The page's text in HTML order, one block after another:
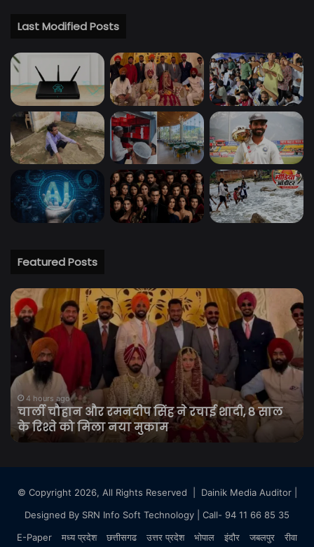
Last Modified Posts
Featured Posts
चार्ली
चौहान
और
रमनदीप
सिंह
रचाई
शादी,
साल
के
मुकाम
4 hours ago
चार्ली चौहान और रमनदीप सिंह ने रचाई शादी, 8 साल
के रिश्ते को मिला नया मुकाम
के
© Copyright 2026, All Rights Reserved | Dainik Media Auditor|
Designed By SRN Info Soft Technology | Call- 94 11 66 85 35
E-Paper
मध्य प्रदेश छत्तीसगढ उत्तर प्रदेश भोपाल इंदौर जबलपुर रीवा